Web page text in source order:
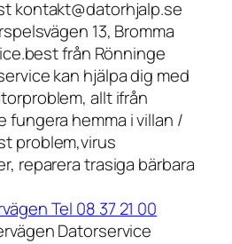
kontakt@datorhjalp.se
13, Bromma
från Rönninge
kan hjälpa dig med
allt ifrån
fungera hemma i villan /
problem,virus
reparera trasiga bärbara
Tel 08 37 21 00
Datorservice